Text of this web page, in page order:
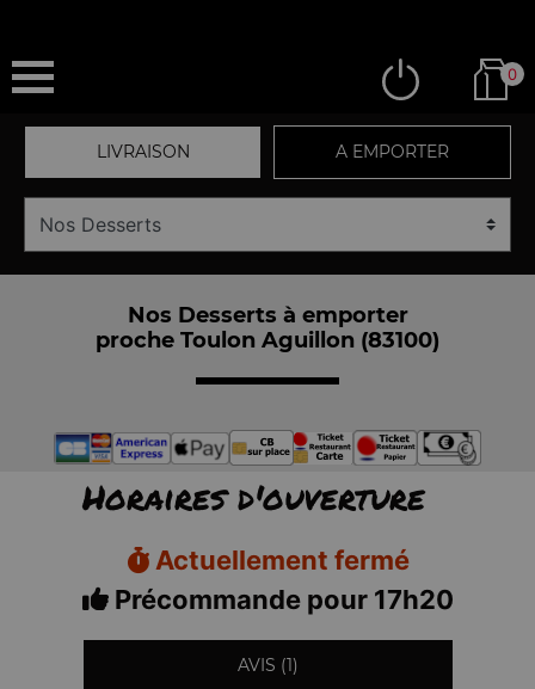
0
LIVRAISON A EMPORTER
Nos Desserts à emporter
proche Toulon Aguillon (83100)
Horaires d'ouverture
Actuellement fermé
Précommande pour 17h20
AVIS (1)